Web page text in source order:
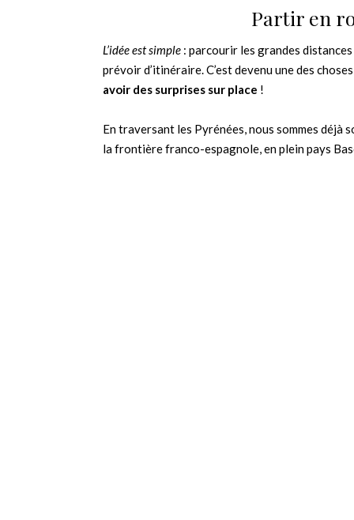
Partir en
L’idée est simple : parcourir les grandes
prévoir d’itinéraire. C’est devenu une des
avoir des surprises sur place !
En traversant les Pyrénées, nous sommes déjà
la frontière franco-espagnole, en plein pays